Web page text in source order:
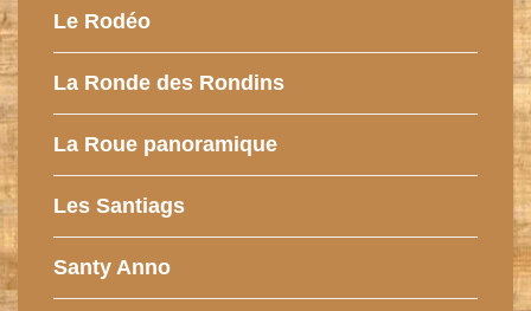
Le Rodéo
La Ronde des Rondins
La Roue panoramique
Les Santiags
Santy Anno